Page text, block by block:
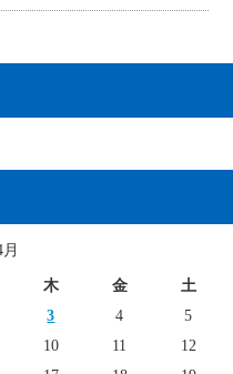
木 金
土
3 4
5
10 11
12